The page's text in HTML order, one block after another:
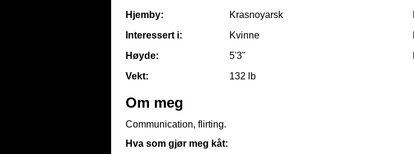
Hjemby:
Krasnoyarsk
Interessert i:
Kvinne
Høyde:
5'3"
Vekt:
132 lb
Om meg
Communication, flirting.
Hva som gjør meg kåt: